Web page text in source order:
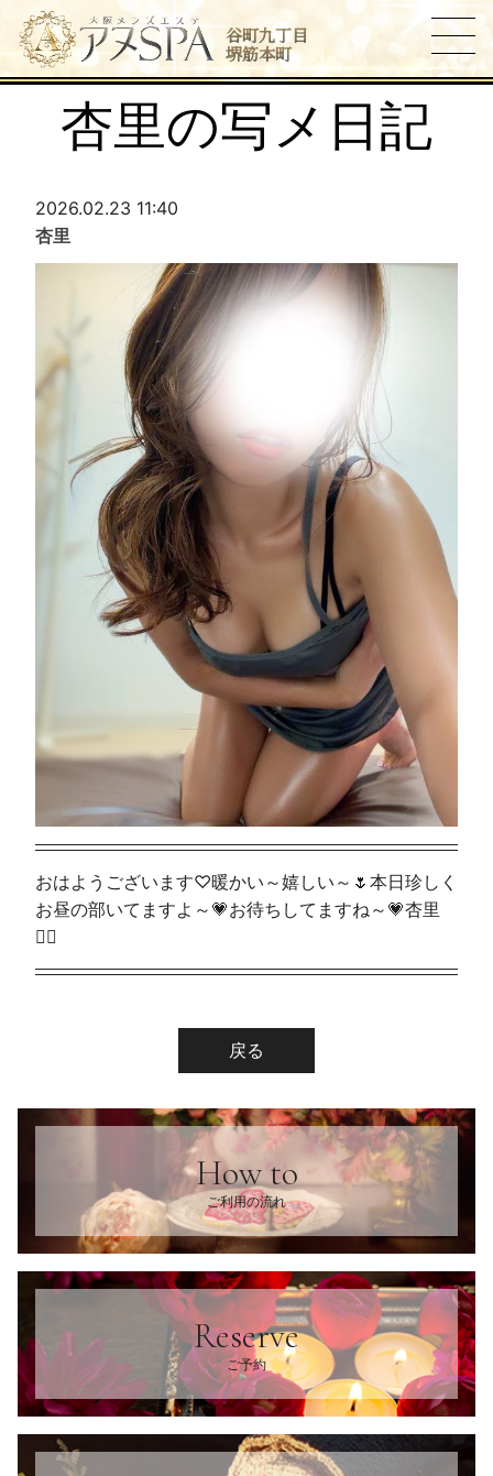
谷町九丁目
堺筋本町
杏里の写メ日記
2026.02.23 11:40
杏里
おはようございます♡暖かい～嬉しい～🌷本日珍しく
お昼の部いてますよ～💗お待ちしてますね～💗杏里
🧚‍♀️
戻る
How to
ご利用の流れ
Reserve
ご予約